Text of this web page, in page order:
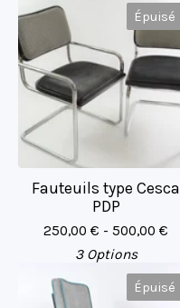
Épuisé
Fauteuils type Cesca
PDP
250,00 € - 500,00 €
3 Options
Épuisé